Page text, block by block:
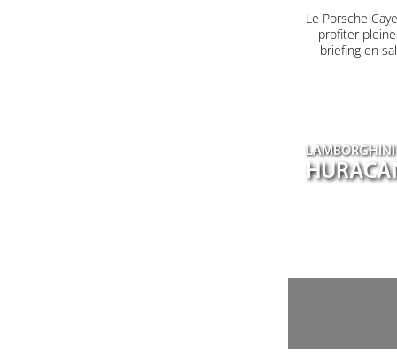
Le Porsche
profiter
briefing en
LAMBORGHINI